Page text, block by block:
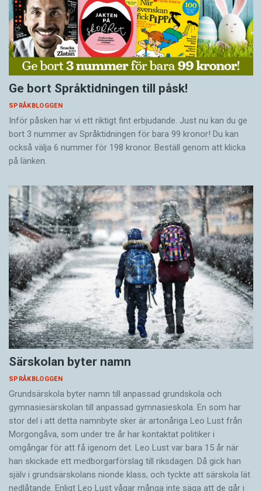
Ge bort Språktidningen till påsk!
SPRÅKBLOGGEN
Inför påsken har vi ett riktigt fint erbjudande. Just nu kan du ge
bort 3 nummer av Språktidningen för bara 99 kronor! Du kan
också välja 6 nummer för 198 kronor. Beställ genom att klicka
på länken.
Särskolan byter namn
SPRÅKBLOGGEN
Grundsärskola byter namn till anpassad grundskola och
gymnasiesärskolan till anpassad gymnasieskola. En som har
stor del i att detta namnbyte sker är artonåriga Leo Lust från
Morgongåva, som under tre år har kontaktat politiker i
omgångar för att få igenom det. Leo Lust var bara 15 år när
han skickade ett medborgarförslag till riksdagen. Då gick han
själv i grundsärskolans nionde klass, och tyckte att särskola lät
nedlåtande. Enligt Leo Lust vågar många inte säga att de går i